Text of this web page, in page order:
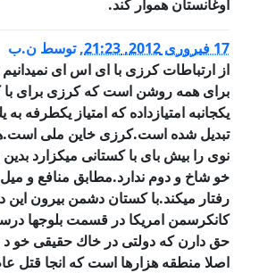
اوغانستان هموار کند.
17 فبروری 2012, 21:23 ,توسط ن.ب
از ارتباطات كرزى با اى اس اى نميدانيم
براى همه روشن است كه كرزى براى با
يكجانبه امتيازداده كه امتياز يكطرفه
تبديل شده است.كرزى خاين ملى
نوى را بيش باى با كستانى ميكزارد
خو شاخ و دوم ندارد.مطابق منافع و
رفتار ميكند.با كستان دشمن بيرون
كانكرسمن امريكا در قسمت بلوجها
حق دارن كه دولتى در خاك حقيقى خو د
اصلا منطقه هزارها است كه انجا قتل